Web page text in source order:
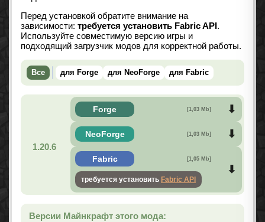
Перед установкой обратите внимание на
зависимости: требуется установить Fabric API.
Используйте совместимую версию игры и
подходящий загрузчик модов для корректной работы.
Все для Forge для NeoForge для Fabric
1.20.6
Forge [1,03 Mb]
NeoForge [1,03 Mb]
Fabric [1,05 Mb]
требуется установить Fabric API
Версии Майнкрафт этого мода: